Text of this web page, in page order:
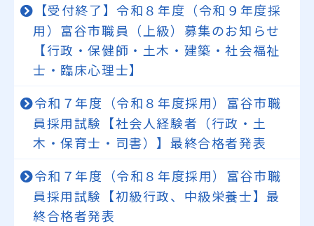
【受付終了】令和８年度（令和９年度採
用）富谷市職員（上級）募集のお知らせ
【行政・保健師・土木・建築・社会福祉
士・臨床心理士】
令和７年度（令和８年度採用）富谷市職
員採用試験【社会人経験者（行政・土
木・保育士・司書）】最終合格者発表
令和７年度（令和８年度採用）富谷市職
員採用試験【初級行政、中級栄養士】最
終合格者発表